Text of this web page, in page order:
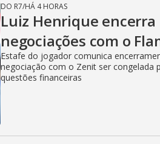
DO R7/HÁ 4 HORAS
Luiz Henrique encerra
negociações com o
Estafe do jogador comunica
negociação com o Zenit ser congelada
questões financeiras